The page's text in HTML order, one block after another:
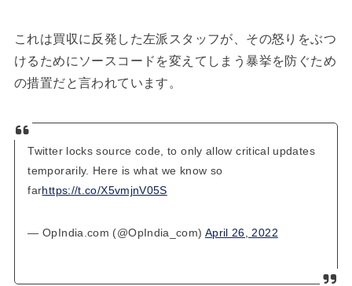
これは買収に反発した左派スタッフが、その怒りをぶつ
けるためにソースコードを変えてしまう暴挙を防ぐため
の措置だと言われています。
Twitter locks source code, to only allow critical updates
temporarily. Here is what we know so
farhttps://t.co/X5vmjnV05S
— OpIndia.com (@OpIndia_com) April 26, 2022